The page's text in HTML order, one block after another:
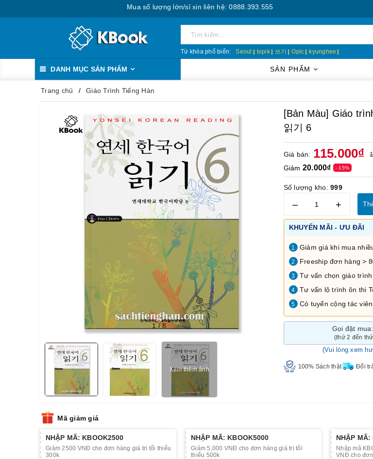
Mua số lượng lớn/sỉ xin liên hệ: 0888.393.555
Từ khóa phổ biến: Seoul topik 쓰기 Opic kyunghee
DANH MỤC SẢN PHẨM SẢN PHẨM
Trang chủ Giáo Trình Tiếng Hàn
1 /8
Xem thêm ảnh
[Bản Màu] Giáo
읽기 6
Giá bán: 115.000₫
Giảm 20.000₫ - 15%
Số lượng kho:999
– +
KHUYẾN MÃI - ƯU ĐÃI
1 Giảm giá khi mua
2 Freeship đơn hàng >
3 Tư vấn chọn giáo
4 Tư vấn lộ trình ôn thi
5 Có tuyển cộng tác
Gọi đặt mua:
(thứ 2 đến
(Vui lòng xem
100% Sách thật Đổi
Mã giảm giá
NHẬP MÃ: KBOOK2500
Giảm 2500 VNĐ cho đơn hàng giá trị tối thiểu
300k
NHẬP MÃ: KBOOK5000
Giảm 5,000 VNĐ cho đơn hàng giá trị tối
thiểu 500k
NHẬP MÃ:
Nhập mã
VNĐ cho